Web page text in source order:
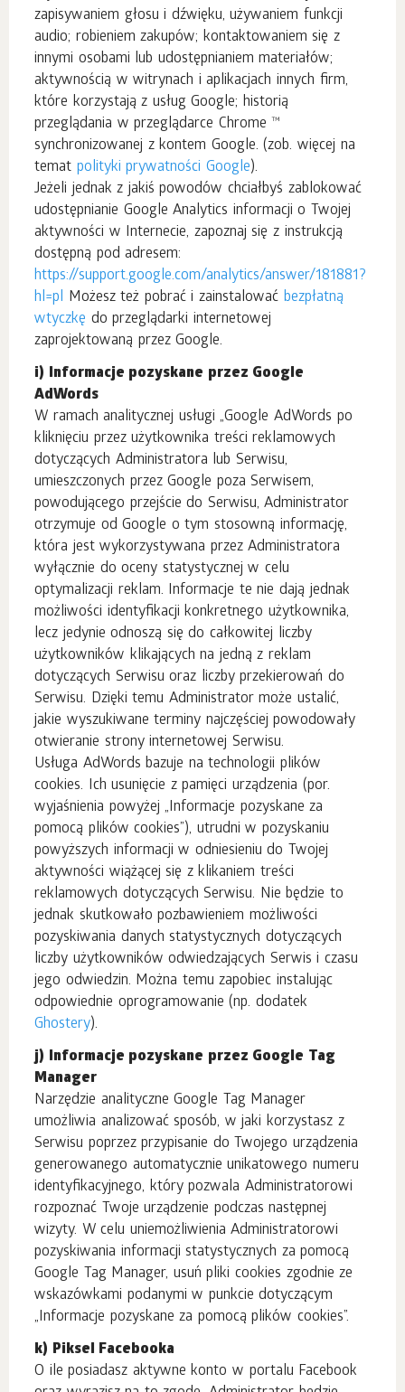
zapisywaniem głosu i dźwięku, używaniem funkcji
audio; robieniem zakupów; kontaktowaniem się z
innymi osobami lub udostępnianiem materiałów;
aktywnością w witrynach i aplikacjach innych firm,
które korzystają z usług Google; historią
przeglądania w przeglądarce Chrome ™
synchronizowanej z kontem Google. (zob. więcej na
temat polityki prywatności Google).
Jeżeli jednak z jakiś powodów chciałbyś zablokować
udostępnianie Google Analytics informacji o Twojej
aktywności w Internecie, zapoznaj się z instrukcją
dostępną pod adresem:
https://support.google.com/analytics/answer/181881?
hl=pl Możesz też pobrać i zainstalować bezpłatną
wtyczkę do przeglądarki internetowej
zaprojektowaną przez Google.
i) Informacje pozyskane przez Google
AdWords
W ramach analitycznej usługi „Google AdWords po
kliknięciu przez użytkownika treści reklamowych
dotyczących Administratora lub Serwisu,
umieszczonych przez Google poza Serwisem,
powodującego przejście do Serwisu, Administrator
otrzymuje od Google o tym stosowną informację,
która jest wykorzystywana przez Administratora
wyłącznie do oceny statystycznej w celu
optymalizacji reklam. Informacje te nie dają jednak
możliwości identyfikacji konkretnego użytkownika,
lecz jedynie odnoszą się do całkowitej liczby
użytkowników klikających na jedną z reklam
dotyczących Serwisu oraz liczby przekierowań do
Serwisu. Dzięki temu Administrator może ustalić,
jakie wyszukiwane terminy najczęściej powodowały
otwieranie strony internetowej Serwisu.
Usługa AdWords bazuje na technologii plików
cookies. Ich usunięcie z pamięci urządzenia (por.
wyjaśnienia powyżej „Informacje pozyskane za
pomocą plików cookies”), utrudni w pozyskaniu
powyższych informacji w odniesieniu do Twojej
aktywności wiążącej się z klikaniem treści
reklamowych dotyczących Serwisu. Nie będzie to
jednak skutkowało pozbawieniem możliwości
pozyskiwania danych statystycznych dotyczących
liczby użytkowników odwiedzających Serwis i czasu
jego odwiedzin. Można temu zapobiec instalując
odpowiednie oprogramowanie (np. dodatek
Ghostery).
j) Informacje pozyskane przez Google Tag
Manager
Narzędzie analityczne Google Tag Manager
umożliwia analizować sposób, w jaki korzystasz z
Serwisu poprzez przypisanie do Twojego urządzenia
generowanego automatycznie unikatowego numeru
identyfikacyjnego, który pozwala Administratorowi
rozpoznać Twoje urządzenie podczas następnej
wizyty. W celu uniemożliwienia Administratorowi
pozyskiwania informacji statystycznych za pomocą
Google Tag Manager, usuń pliki cookies zgodnie ze
wskazówkami podanymi w punkcie dotyczącym
„Informacje pozyskane za pomocą plików cookies”.
k) Piksel Facebooka
O ile posiadasz aktywne konto w portalu Facebook